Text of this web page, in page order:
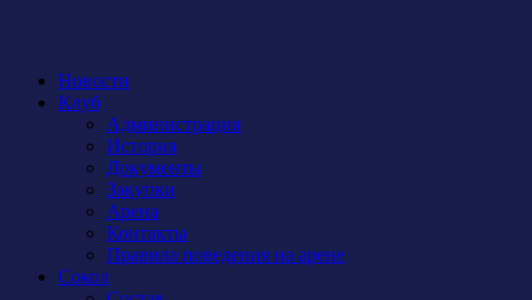
Новости
Клуб
Администрация
История
Документы
Закупки
Арена
Контакты
Правила поведения на арене
Сокол